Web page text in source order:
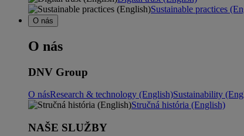
Sustainable practices
O nás
O nás
DNV Group
O násResearch & technology (English)Sustainability
Stručná história (English)
NAŠE SLUŽBY